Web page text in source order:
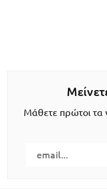
Μάθετε πρώτοι τα